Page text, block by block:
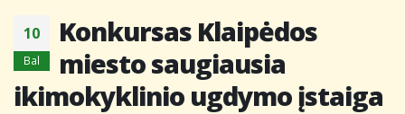
10
Bal
Konkursas Klaipėdos
miesto saugiausia
ikimokyklinio ugdymo įstaiga